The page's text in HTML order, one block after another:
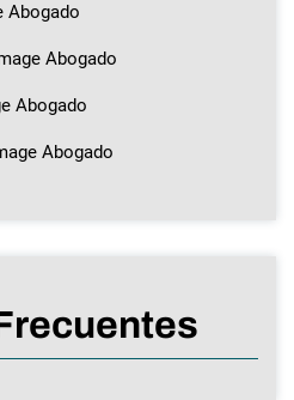
Abogado
Abogado
Abogado
Abogado